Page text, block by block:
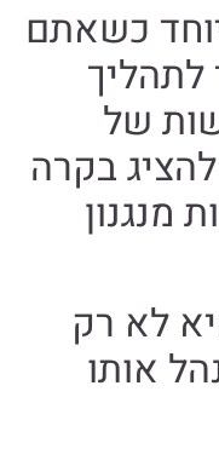
כשאתם
לתהליך
של
בקרה
מנגנון
לא רק
אותו